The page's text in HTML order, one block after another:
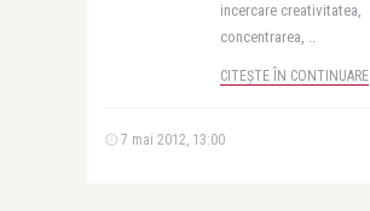
incercare creativitatea,
concentrarea, ..
CITEȘTE ÎN CONTINUARE
7 mai 2012, 13:00